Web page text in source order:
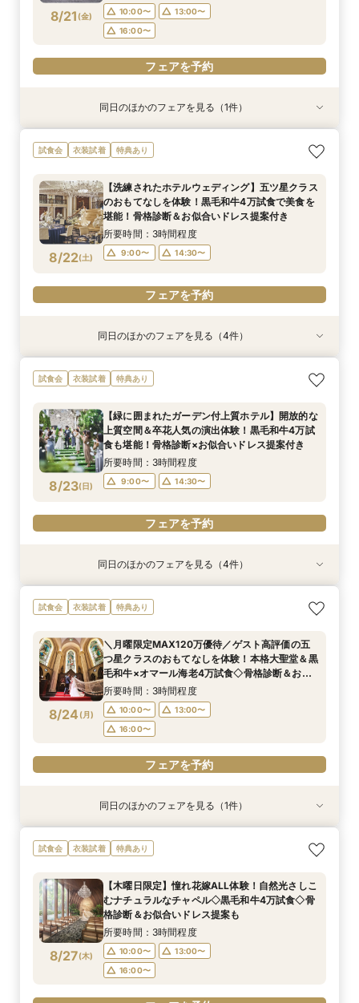
フェアを予約
8/21 (金) 10:00〜
13:00〜
16:00〜
フェアを予約
衣装試着 特典あり
8/21(金)
【初見学におすすめ】相談会×上質ホテルウェ
ディング体験＊選べる3つの会場見学&黒毛和牛4
所要時間：3時間程度
10:00〜
13:00〜
16:00〜
同日のほかのフェアを見る（1件）
試食会 衣装試着 特典あり
8/22(土)
【洗練されたホテルウェディング】五ツ星クラス
のおもてなしを体験！黒毛和牛4万試食で美食を
堪能！骨格診断＆お似合いドレス提案付き
所要時間：3時間程度
9:00〜 14:30〜
フェアを予約
衣装試着 特典あり
8/22(土)
【歴史感じる独立ステンドグラス大聖堂】記憶に
残る圧巻の空間美＆おもてなし美食を体験！黒毛
所要時間：3時間程度
9:00〜 14:30〜
フェアを予約
衣装試着 特典あり
8/22(土)
【初見学におすすめ】予算や日程、不安な事は何
でも相談OK＊選べる3つの会場見学&黒毛和牛4
所要時間：3時間程度
9:00〜 14:30〜
フェアを予約
衣装試着 特典あり
8/22(土)
【緑に囲まれたガーデン付上質ホテル】開放的な
上質空間＆卒花人気の演出体験！黒毛和牛4万試
所要時間：3時間程度
9:05〜 14:30〜
フェアを予約
衣装試着 特典あり
8/22(土)
＜26年秋新チャペル＆会場グランドオープン＞
MAX130万優待の限定特典付！黒毛和牛＆オ
所要時間：3時間程度
9:05〜 14:30〜
フェアを予約
同日のほかのフェアを見る（4件）
試食会 衣装試着 特典あり
8/23(日)
【緑に囲まれたガーデン付上質ホテル】開放的な
上質空間＆卒花人気の演出体験！黒毛和牛4万試
食も堪能！骨格診断×お似合いドレス提案付き
所要時間：3時間程度
9:00〜 14:30〜
フェアを予約
衣装試着 特典あり
8/23(日)
【歴史感じる独立ステンドグラス大聖堂】記憶に
残る圧巻の空間美＆おもてなし美食を体験！黒毛
所要時間：3時間程度
9:00〜 14:30〜
フェアを予約
衣装試着 特典あり
8/23(日)
＜26年秋新チャペル＆会場グランドオープン＞
MAX130万優待の限定特典付！黒毛和牛＆オ
所要時間：3時間程度
9:00〜 14:30〜
フェアを予約
衣装試着 特典あり
8/23(日)
【洗練されたホテルウェディング】五ツ星クラス
のおもてなしを体験！黒毛和牛4万試食で美食を
所要時間：3時間程度
9:05〜 14:30〜
フェアを予約
衣装試着 特典あり
8/23(日)
【初見学におすすめ】予算や日程、不安な事は何
でも相談OK＊選べる3つの会場見学&黒毛和牛4
所要時間：3時間程度
9:05〜 14:30〜
フェアを予約
同日のほかのフェアを見る（4件）
試食会 衣装試着 特典あり
8/24 (月)
＼月曜限定MAX120万優待／ゲスト高評価の五
つ星クラスのおもてなしを体験！本格大聖堂＆黒
毛和牛×オマール海老4万試食◇骨格診断＆お似
合いドレス提案付
所要時間：3時間程度
10:00〜
13:00〜
16:00〜
フェアを予約
衣装試着 特典あり
8/24(月)
【初見学におすすめ】相談会×上質ホテルウェ
ディング体験＊選べる3つの会場見学&黒毛和牛4
所要時間：3時間程度
10:00〜
13:00〜
16:00〜
フェアを予約
同日のほかのフェアを見る（1件）
試食会 衣装試着 特典あり
8/27(木)
【木曜日限定】憧れ花嫁ALL体験！自然光さしこ
むナチュラルなチャペル◇黒毛和牛4万試食◇骨
格診断＆お似合いドレス提案も
所要時間：3時間程度
10:00〜
13:00〜
16:00〜